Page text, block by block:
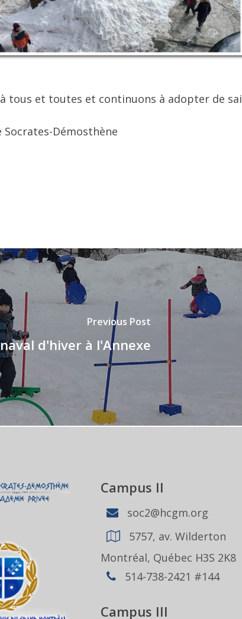
tous et toutes et continuons à adopter de
Socrates-Démosthène
Previous Post
d'hiver à l'Annexe
Campus II
soc2@hcgm.org
5757, av. Wilderton
Montréal, Québec H3S 2K8
514-738-2421 #144
Campus III